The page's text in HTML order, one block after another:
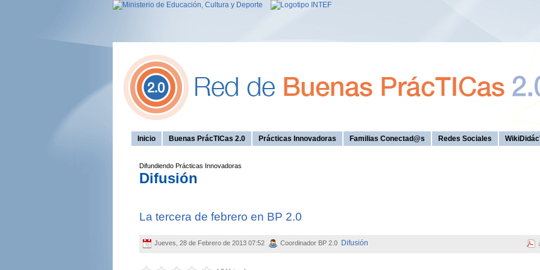
Inicio Buenas PrácTICas 2.0 Prácticas Innovadoras Familias Conectad@s Redes Sociales
Difundiendo Prácticas Innovadoras
Difusión
La tercera de febrero en BP 2.0
Jueves, 28 de Febrero de 2013 07:52 Coordinador BP 2.0 Difusión